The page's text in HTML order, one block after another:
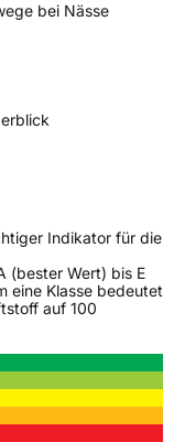
Clermont-
bei Nässe
Indikator für die
(bester Wert) bis E
eine Klasse bedeutet
auf 100